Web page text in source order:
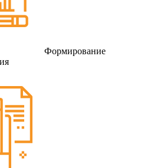
Формирование